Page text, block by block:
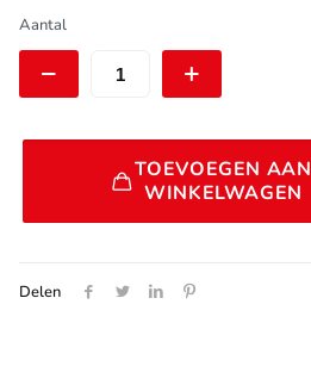
Aantal
ELEMNT
ROAM
GPS
Computer
TOEVOEGEN AAN
WINKELWAGEN
Delen